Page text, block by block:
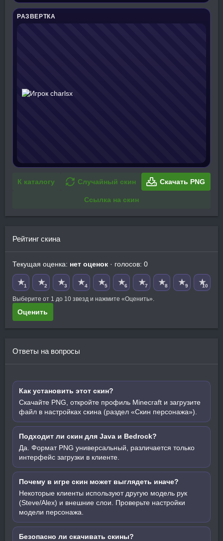
РАЗВЕРТКА
К каталогу Случайный скин Скачать PNG
Ссылка на скин
Рейтинг скина
Текущая оценка: нет оценок · голосов: 0
★1 ★2 ★3 ★4 ★5 ★6 ★7 ★8 ★9 ★10
Выберите от 1 до 10 звезд и нажмите «Оценить».
Оценить
Ответы на вопросы
Как установить этот скин?
Скачайте PNG, откройте профиль Minecraft и загрузите
файл в настройках скина (раздел «Скин персонажа»).
Подходит ли скин для Java и Bedrock?
Да. Формат PNG универсальный, различается только
интерфейс загрузки в клиенте.
Почему в игре скин может выглядеть иначе?
Некоторые клиенты используют другую модель рук
(Steve/Alex) и внешние слои. Проверьте настройки
модели персонажа.
Безопасно ли скачивать скины?